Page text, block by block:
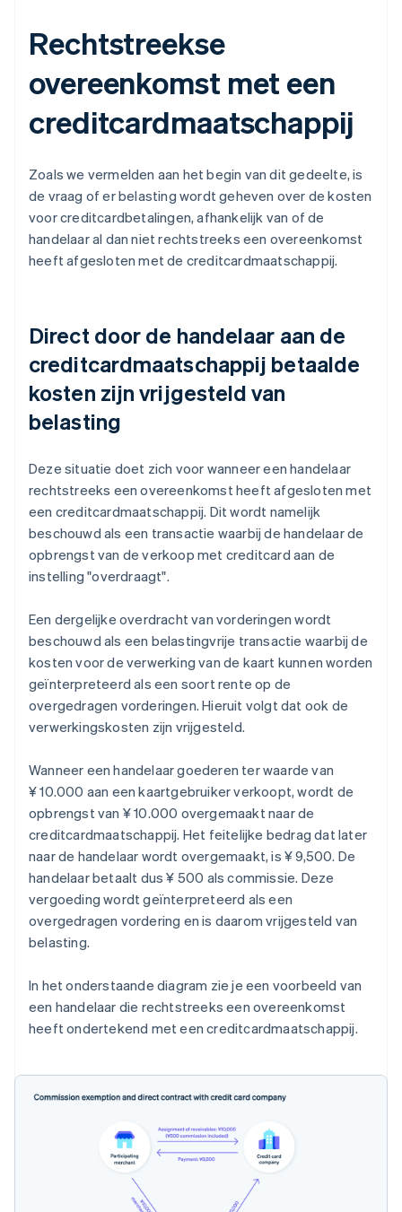
Rechtstreekse
overeenkomst met een
creditcardmaatschappij
Zoals we vermelden aan het begin van dit gedeelte, is
de vraag of er belasting wordt geheven over de kosten
voor creditcardbetalingen, afhankelijk van of de
handelaar al dan niet rechtstreeks een overeenkomst
heeft afgesloten met de creditcardmaatschappij.
Direct door de handelaar aan de
creditcardmaatschappij betaalde
kosten zijn vrijgesteld van
belasting
Deze situatie doet zich voor wanneer een handelaar
rechtstreeks een overeenkomst heeft afgesloten met
een creditcardmaatschappij. Dit wordt namelijk
beschouwd als een transactie waarbij de handelaar de
opbrengst van de verkoop met creditcard aan de
instelling "overdraagt".
Een dergelijke overdracht van vorderingen wordt
beschouwd als een belastingvrije transactie waarbij de
kosten voor de verwerking van de kaart kunnen worden
geïnterpreteerd als een soort rente op de
overgedragen vorderingen. Hieruit volgt dat ook de
verwerkingskosten zijn vrijgesteld.
Wanneer een handelaar goederen ter waarde van
¥ 10.000 aan een kaartgebruiker verkoopt, wordt de
opbrengst van ¥ 10.000 overgemaakt naar de
creditcardmaatschappij. Het feitelijke bedrag dat later
naar de handelaar wordt overgemaakt, is ¥ 9,500. De
handelaar betaalt dus ¥ 500 als commissie. Deze
vergoeding wordt geïnterpreteerd als een
overgedragen vordering en is daarom vrijgesteld van
belasting.
In het onderstaande diagram zie je een voorbeeld van
een handelaar die rechtstreeks een overeenkomst
heeft ondertekend met een creditcardmaatschappij.